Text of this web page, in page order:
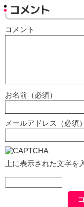
コメント
コメント
お名前（必須）
メールアドレス（必
上に表示された文字を